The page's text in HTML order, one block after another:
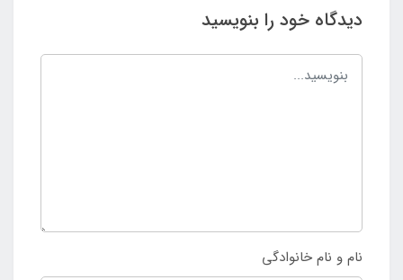
دیدگاه خود را بنویسید
نام و نام خانوادگی